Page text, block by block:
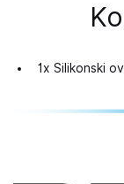
1x Silikonski